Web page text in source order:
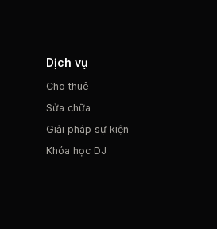
Dịch vụ
Cho thuê
Sửa chữa
Giải pháp sự kiện
Khóa học DJ